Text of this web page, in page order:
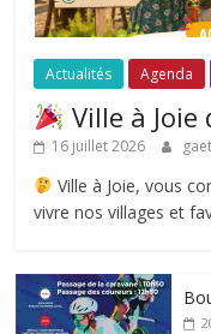
Actualités Agenda
Ville à Joie
16 juillet 2026
Ville à Joie, vous
vivre nos villages et